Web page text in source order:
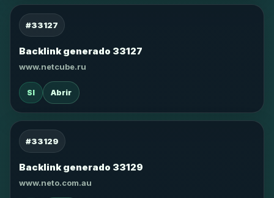
#33127
Backlink generado 33127
www.netcube.ru
SI Abrir
#33129
Backlink generado 33129
www.neto.com.au